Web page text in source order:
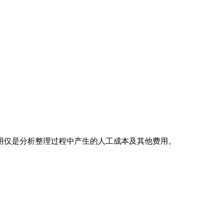
是分析整理过程中产生的人工成本及其他费用。